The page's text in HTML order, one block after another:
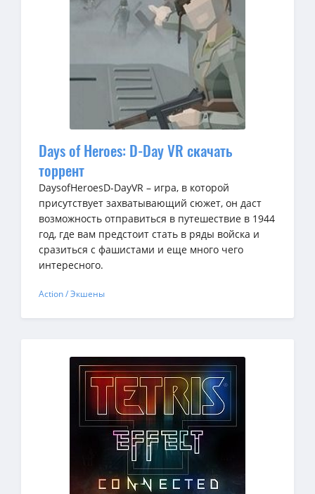
Days of Heroes: D-Day VR скачать
торрент
DaysofHeroesD-DayVR – игра, в которой
присутствует захватывающий сюжет, он даст
возможность отправиться в путешествие в 1944
год, где вам предстоит стать в ряды войска и
сразиться с фашистами и еще много чего
интересного.
Action / Экшены